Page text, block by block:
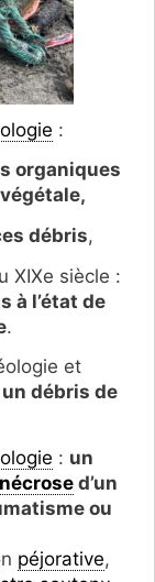
:
organiques
débris,
XIXe siècle :
à l’état de
.
et
un débris de
: un
nécrosed’un
ou
péjorative,